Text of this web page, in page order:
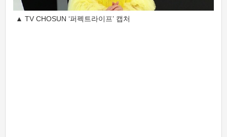
▲ TV CHOSUN ‘퍼펙트라이프’ 캡처